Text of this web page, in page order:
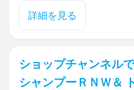
詳細を見る
ショップチャンネル
シャンプーＲＮＷ＆